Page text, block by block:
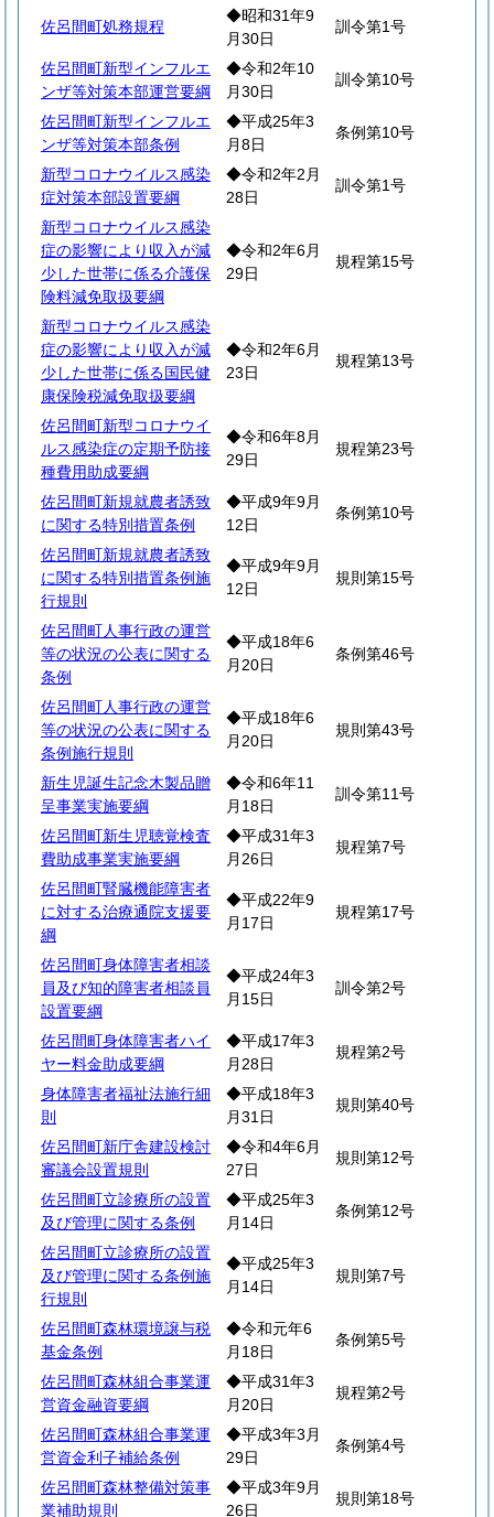
佐呂間町処務規程
◆昭和31年9
月30日
訓令第1号
佐呂間町新型インフルエ
ンザ等対策本部運営要綱
◆令和2年10
月30日
訓令第10号
佐呂間町新型インフルエ
ンザ等対策本部条例
◆平成25年3
月8日
条例第10号
新型コロナウイルス感染
症対策本部設置要綱
◆令和2年2月
28日
訓令第1号
新型コロナウイルス感染
症の影響により収入が減
少した世帯に係る介護保
険料減免取扱要綱
◆令和2年6月
29日
規程第15号
新型コロナウイルス感染
症の影響により収入が減
少した世帯に係る国民健
康保険税減免取扱要綱
◆令和2年6月
23日
規程第13号
佐呂間町新型コロナウイ
ルス感染症の定期予防接
種費用助成要綱
◆令和6年8月
29日
規程第23号
佐呂間町新規就農者誘致
に関する特別措置条例
◆平成9年9月
12日
条例第10号
佐呂間町新規就農者誘致
に関する特別措置条例施
行規則
◆平成9年9月
12日
規則第15号
佐呂間町人事行政の運営
等の状況の公表に関する
条例
◆平成18年6
月20日
条例第46号
佐呂間町人事行政の運営
等の状況の公表に関する
条例施行規則
◆平成18年6
月20日
規則第43号
新生児誕生記念木製品贈
呈事業実施要綱
◆令和6年11
月18日
訓令第11号
佐呂間町新生児聴覚検査
費助成事業実施要綱
◆平成31年3
月26日
規程第7号
佐呂間町腎臓機能障害者
に対する治療通院支援要
綱
◆平成22年9
月17日
規程第17号
佐呂間町身体障害者相談
員及び知的障害者相談員
設置要綱
◆平成24年3
月15日
訓令第2号
佐呂間町身体障害者ハイ
ヤー料金助成要綱
◆平成17年3
月28日
規程第2号
身体障害者福祉法施行細
則
◆平成18年3
月31日
規則第40号
佐呂間町新庁舎建設検討
審議会設置規則
◆令和4年6月
27日
規則第12号
佐呂間町立診療所の設置
及び管理に関する条例
◆平成25年3
月14日
条例第12号
佐呂間町立診療所の設置
及び管理に関する条例施
行規則
◆平成25年3
月14日
規則第7号
佐呂間町森林環境譲与税
基金条例
◆令和元年6
月18日
条例第5号
佐呂間町森林組合事業運
営資金融資要綱
◆平成31年3
月20日
規程第2号
佐呂間町森林組合事業運
営資金利子補給条例
◆平成3年3月
29日
条例第4号
佐呂間町森林整備対策事
業補助規則
◆平成3年9月
26日
規則第18号